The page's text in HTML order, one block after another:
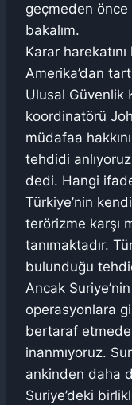
geçmeden önce
bakalım.
Karar
Amerika’dan
Ulusal Güvenlik
koordinatörü
müdafaa
tehdidi
dedi. Hangi
Türkiye’nin
terörizme karşı
tanımaktadır.
bulunduğu
Ancak
operasyonlara
bertaraf
inanmıyoruz.
ankinden daha
Suriye’deki